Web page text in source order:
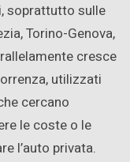
soprattutto sulle
Torino-Genova,
cresce
utilizzati
cercano
le coste o le
l’auto privata.